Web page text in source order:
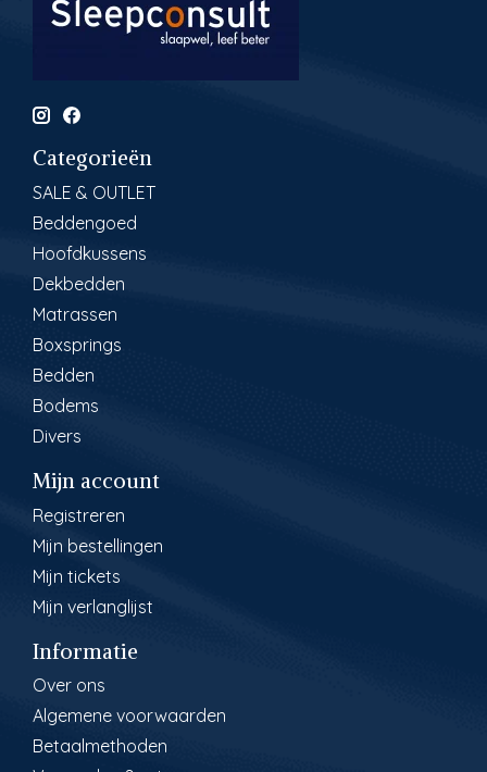
Categorieën
SALE & OUTLET
Beddengoed
Hoofdkussens
Dekbedden
Matrassen
Boxsprings
Bedden
Bodems
Divers
Mijn account
Registreren
Mijn bestellingen
Mijn tickets
Mijn verlanglijst
Informatie
Over ons
Algemene voorwaarden
Betaalmethoden